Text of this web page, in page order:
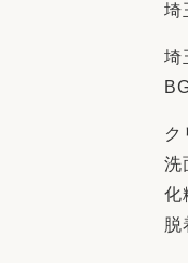
お
埼
埼
ク
洗
化
脱